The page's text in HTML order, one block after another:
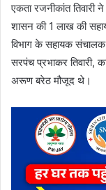
एकता रजनीकांत तिवारी
शासन की 1 लाख की
विभाग के सहायक संचालक
सरपंच प्रभाकर तिवारी,
अरूण बरेठ मौजूद थे।